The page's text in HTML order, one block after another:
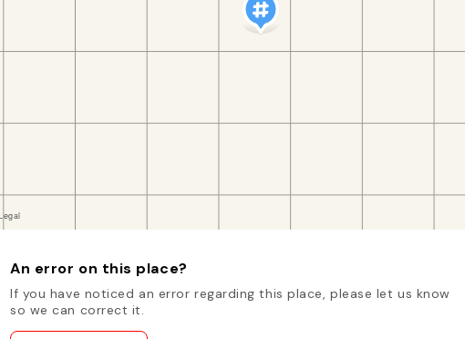
An error on this place?
If you have noticed an error regarding this place, please let us know
so we can correct it.